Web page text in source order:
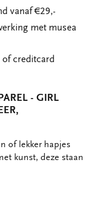
vanaf €29,-
met musea
of creditcard
- GIRL
of lekker hapjes
kunst, deze staan